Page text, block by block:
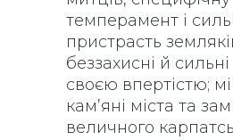
темперамент і
пристрасть
беззахисні й
своєю впертістю;
кам’яні міста та
величного